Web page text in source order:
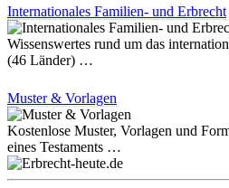
Internationales Familien- und Erbrecht
Wissenswertes rund um das
(46 Länder) …
Muster & Vorlagen
Kostenlose Muster, Vorlagen und
eines Testaments …